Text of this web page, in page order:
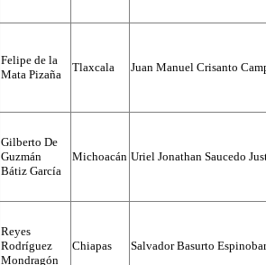
Felipe de la
Mata Pizaña
Tlaxcala Juan Manuel Crisanto
Gilberto De
Guzmán
Bátiz García
Michoacán Uriel Jonathan Saucedo
Reyes
Rodríguez
Mondragón
Chiapas Salvador Basurto